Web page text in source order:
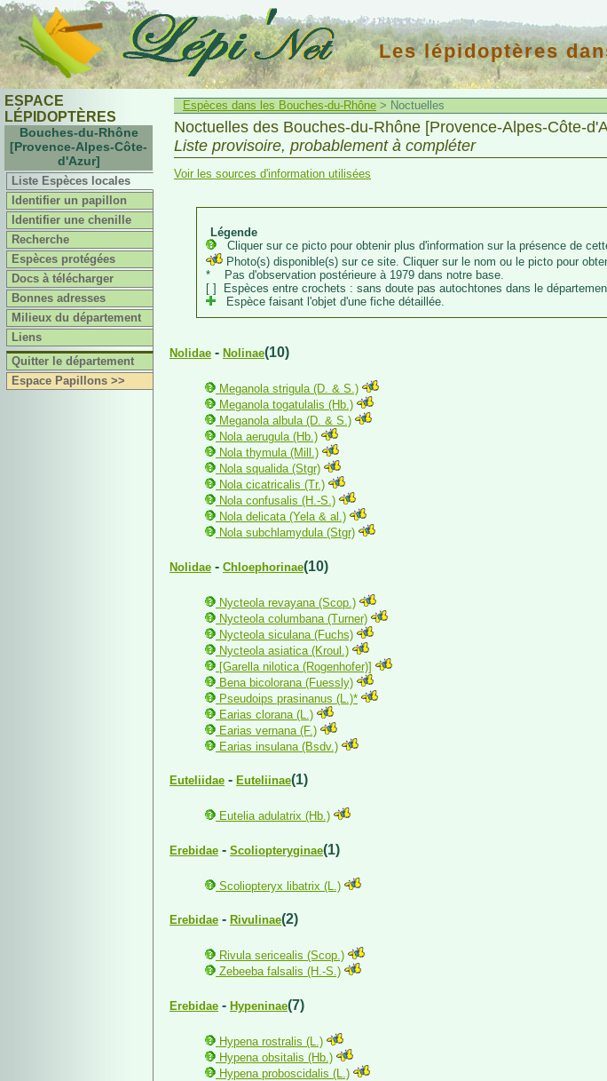
ESPACE
LÉPIDOPTÈRES
Bouches-du-Rhône
[Provence-Alpes-Côte-
d'Azur]
Liste Espèces locales
Identifier un papillon
Identifier une chenille
Recherche
Espèces protégées
Docs à télécharger
Bonnes adresses
Milieux du département
Liens
Quitter le département
Espace Papillons >>
Les lépidoptères
Espèces dans les Bouches-du-Rhône > Noctuelles
Noctuelles des Bouches-du-Rhône [Provence-Alpes-Côte-
Liste provisoire, probablement à compléter
Voir les sources d'information utilisées
Légende
Cliquer sur ce picto pour obtenir plus d'information sur la présence de
Photo(s) disponible(s) sur ce site. Cliquer sur le nom ou le picto pour
* Pas d'observation postérieure à 1979 dans notre base.
[ ] Espèces entre crochets : sans doute pas autochtones dans le
Espèce faisant l'objet d'une fiche détaillée.
Nolidae - Nolinae(10)
Meganola strigula (D. & S.)
Meganola togatulalis (Hb.)
Meganola albula (D. & S.)
Nola aerugula (Hb.)
Nola thymula (Mill.)
Nola squalida (Stgr)
Nola cicatricalis (Tr.)
Nola confusalis (H.-S.)
Nola delicata (Yela & al.)
Nola subchlamydula (Stgr)
Nolidae - Chloephorinae(10)
Nycteola revayana (Scop.)
Nycteola columbana (Turner)
Nycteola siculana (Fuchs)
Nycteola asiatica (Kroul.)
[Garella nilotica (Rogenhofer)]
Bena bicolorana (Fuessly)
Pseudoips prasinanus (L.)*
Earias clorana (L.)
Earias vernana (F.)
Earias insulana (Bsdv.)
Euteliidae - Euteliinae(1)
Eutelia adulatrix (Hb.)
Erebidae - Scoliopteryginae(1)
Scoliopteryx libatrix (L.)
Erebidae - Rivulinae(2)
Rivula sericealis (Scop.)
Zebeeba falsalis (H.-S.)
Erebidae - Hypeninae(7)
Hypena rostralis (L.)
Hypena obsitalis (Hb.)
Hypena proboscidalis (L.)